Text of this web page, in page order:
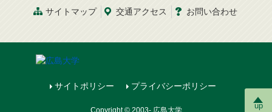
up
サイトマップ 交通アクセス お問い合わせ
サイトポリシー プライバシーポリシー